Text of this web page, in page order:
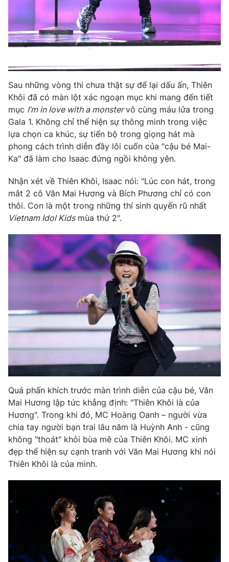
Thị trường 24h Tấm lòng Việt
VTV4 Vươn mình bằng AI
VTV9 VTV8
Liên hệ tòa soạn English
THỜI BÁO VTV
Theo dõi báo trên
Cơ quan báo chí:Thời báo VTV
Giấy phép hoạt động báo in và báo điện tử số 483/GP-BTTTT
cấp ngày 29/12/2023
Vũ Thanh Thủy
Nguyễn Thị Mỹ Hạnh, Phạm Quốc Thắng,
Nguyễn Trọng Ninh
024.38 355 931 - 024.38 355 932
024.66 897 897
Email:toasoan@vtv.vn
Liên hệ quảng cáo:024-7300.7108
® Cấm sao chép dưới mọi hình thức nếu không có sự chấp
thuận bằng văn bản. Ghi rõ nguồn VTV.vn khi phát hành lại
thông tin từ website này.
Sau những vòng thi chưa thật sự để lại dấu ấn, Thiên
Khôi đã có màn lột xác ngoạn mục khi mang đến tiết
mục I’m in love with a monstervô cùng máu lửa trong
Gala 1. Không chỉ thể hiện sự thông minh trong việc
lựa chọn ca khúc, sự tiến bộ trong giọng hát mà
phong cách trình diễn đầy lôi cuốn của "cậu bé Mai-
Ka" đã làm cho Isaac đứng ngồi không yên.
Nhận xét về Thiên Khôi, Isaac nói: "Lúc con hát, trong
mắt 2 cô Văn Mai Hương và Bích Phương chỉ có con
thôi. Con là một trong những thí sinh quyến rũ nhất
Vietnam Idol Kidsmùa thứ 2".
Quá phấn khích trước màn trình diễn của cậu bé, Văn
Mai Hương lập tức khẳng định: "Thiên Khôi là của
Hương". Trong khi đó, MC Hoàng Oanh – người vừa
chia tay người bạn trai lâu năm là Huỳnh Anh - cũng
không "thoát" khỏi bùa mê của Thiên Khôi. MC xinh
đẹp thể hiện sự cạnh tranh với Văn Mai Hương khi nói
Thiên Khôi là của mình.